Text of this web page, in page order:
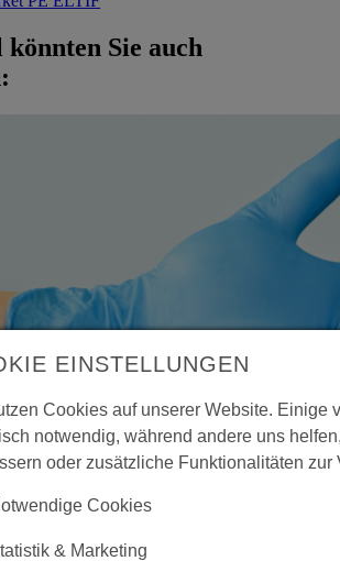
Sie auch
erzielen 900.000-Euro-Exit
EINSTELLUNGEN
Cookies auf unserer Website. Einige
notwendig, während andere uns
oder zusätzliche Funktionalitäten zur
Cookies
& Marketing